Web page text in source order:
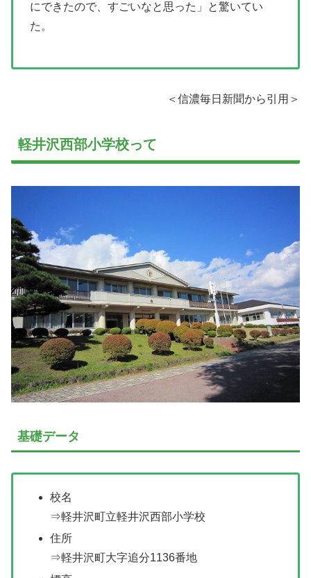
にできたので、すごいなと思った」と驚いてい
た。
＜信濃毎日新聞から引用＞
軽井沢西部小学校って
基礎データ
校名
⇒軽井沢町立軽井沢西部小学校
住所
⇒軽井沢町大字追分1136番地